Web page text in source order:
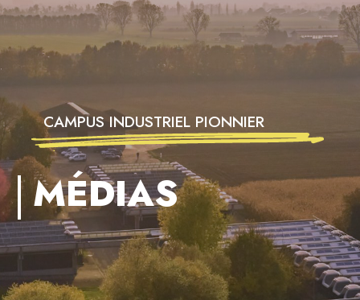
CAMPUS INDUSTRIEL PIONNIER
MÉDIAS